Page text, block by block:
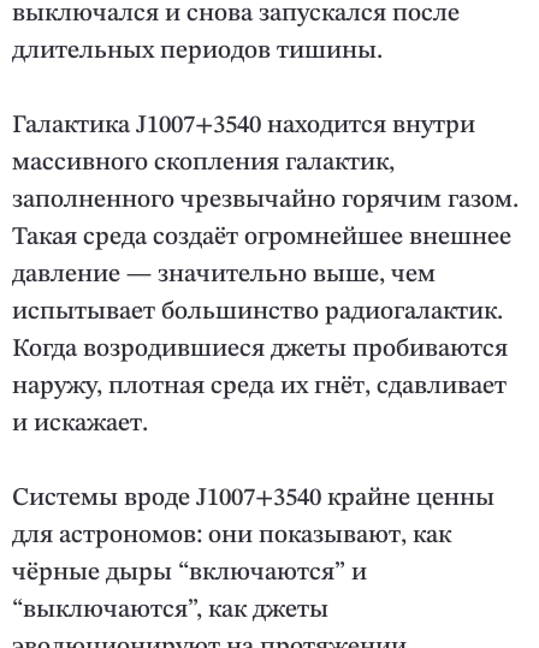
выключался и снова запускался после
длительных периодов тишины.
Галактика J1007+3540 находится внутри
массивного скопления галактик,
заполненного чрезвычайно горячим газом.
Такая среда создаёт огромнейшее внешнее
давление — значительно выше, чем
испытывает большинство радиогалактик.
Когда возродившиеся джеты пробиваются
наружу, плотная среда их гнёт, сдавливает
и искажает.
Системы вроде J1007+3540 крайне ценны
для астрономов: они показывают, как
чёрные дыры “включаются” и
“выключаются”, как джеты